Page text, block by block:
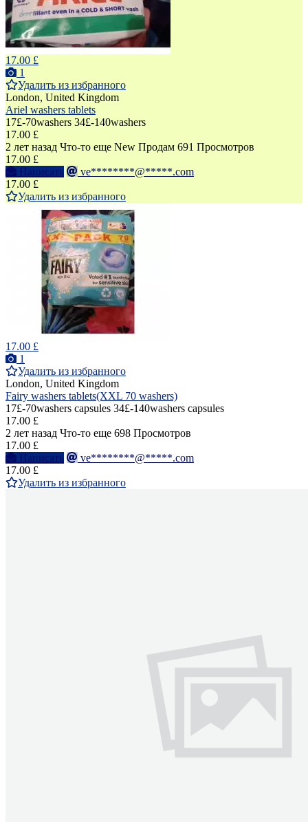
17.00 £
1
Удалить из избранного
London, United Kingdom
Ariel washers tablets
17£-70washers 34£-140washers
17.00 £
2 лет назад Что-то еще New Продам 691 Просмотров
17.00 £
Написать
ve********@*****.com
17.00 £
Удалить из избранного
17.00 £
1
Удалить из избранного
London, United Kingdom
Fairy washers tablets(XXL 70 washers)
17£-70washers capsules 34£-140washers capsules
17.00 £
2 лет назад Что-то еще 698 Просмотров
17.00 £
Написать
ve********@*****.com
17.00 £
Удалить из избранного